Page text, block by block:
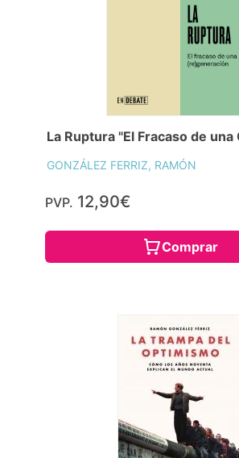
La Ruptura "El Fracaso de
GONZÁLEZ FERRIZ, RAMÓN
PVP. 12,90€
Comprar